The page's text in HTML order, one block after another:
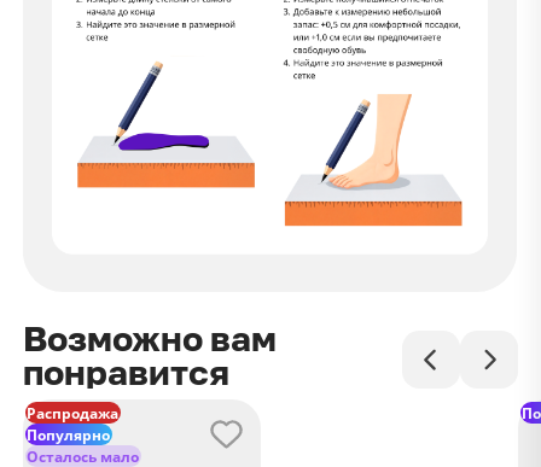
Возможно вам
понравится
Распродажа
Популярно
Осталось мало